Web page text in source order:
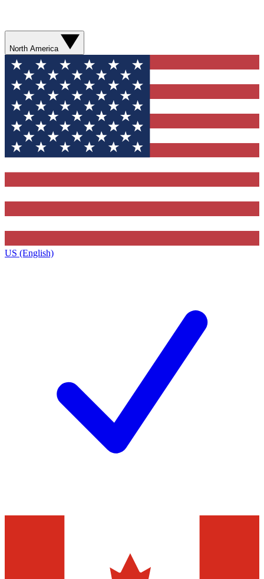
North America
US (English)